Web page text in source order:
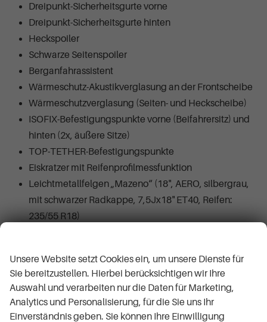
Dreipunkt-Sicherheitsgurte vorne
Dreipunkt-Sicherheitsgurte hinten
Heckspoiler
Schwarze Seitenspoiler
Berganfahrassistent
Wärmeschutz-Akustikverglasung an der Frontscheibe
Wärmeschutzverglasung (Seiten- und Heckscheibe)
ISOFIX-Befestigungspunkte vorne (Beifahrersitz) und
hinten (2x, äußere Sitze)
TOP-TETHER-Befestigungspunkte
Eiskratzer mit Reifenprofilmessfunktion
Leichtmetallfelgen „Mazeno“ (18", AERO, silbergrau,
mit schwarzer Radkappe, 7,5Jx18" ET40, Reifen:
235/55 R18)
Zentrales Display (10,4" farbiges Touchscreen-
Display, Sprachsteuerung (deutsch/englisch),
Gestensteuerung, WebRadio, WLAN (Hotspot),
Ready4NAVI (nachträglich erwerbbare
Unsere Website setzt Cookies ein, um unsere Dienste für
Sie bereitzustellen. Hierbei berücksichtigen wir Ihre
Auswahl und verarbeiten nur die Daten für Marketing,
Analytics und Personalisierung, für die Sie uns Ihr
Einverständnis geben. Sie können Ihre Einwilligung